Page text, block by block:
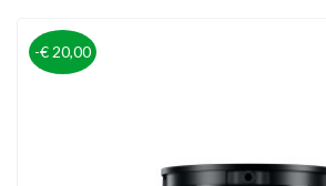
-€ 20,00